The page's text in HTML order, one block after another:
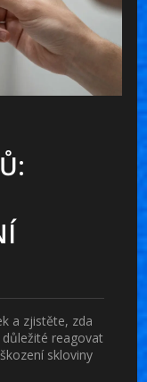
a zjistěte, zda
důležité reagovat
skloviny